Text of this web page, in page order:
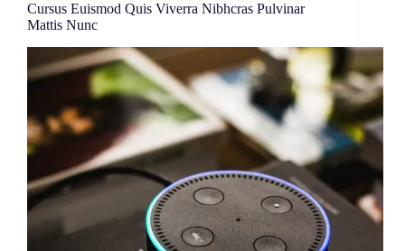
Cursus Euismod Quis Viverra Nibhcras Pulvinar
Mattis Nunc